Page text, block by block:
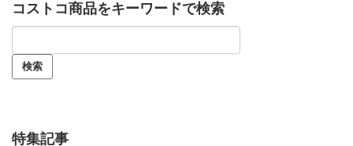
コストコ商品をキーワードで検索
特集記事